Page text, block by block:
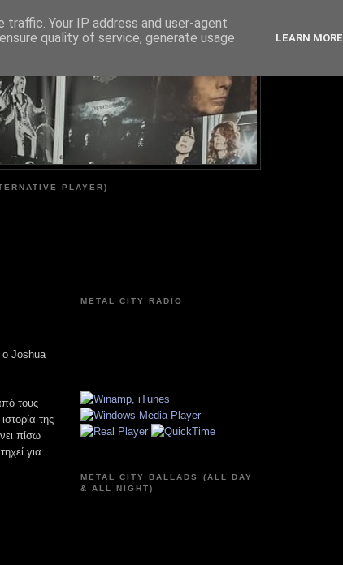
CITY
PLAYER)
ο Joshua
τους
της
πίσω
για
METAL CITY RADIO
METAL CITY BALLADS (ALL DAY
& ALL NIGHT)
Your IP address and user-agent
quality of service, generate usage
LEARN MORE